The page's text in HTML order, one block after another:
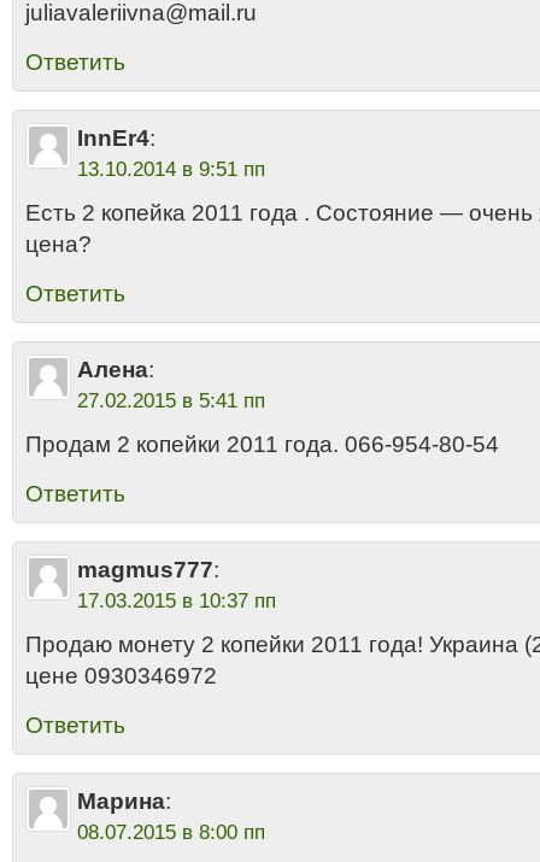
juliavaleriivna@mail.ru
Ответить
InnEr4:
13.10.2014 в 9:51 пп
Есть 2 копейка 2011 года . Состояние —
цена?
Ответить
Алена:
27.02.2015 в 5:41 пп
Продам 2 копейки 2011 года. 066-954-80-54
Ответить
magmus777:
17.03.2015 в 10:37 пп
Продаю монету 2 копейки 2011 года! Украина
цене 0930346972
Ответить
Марина:
08.07.2015 в 8:00 пп